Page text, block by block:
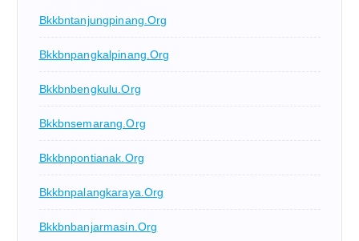
Bkkbntanjungpinang.org
Bkkbnpangkalpinang.org
Bkkbnbengkulu.org
Bkkbnsemarang.org
Bkkbnpontianak.org
Bkkbnpalangkaraya.org
Bkkbnbanjarmasin.org